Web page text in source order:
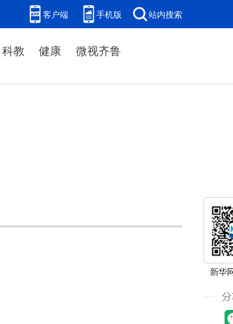
客户端 手机版 站内搜索
科教 健康 微视齐鲁